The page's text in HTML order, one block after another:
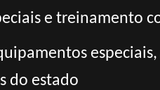
e treinamento
do estado